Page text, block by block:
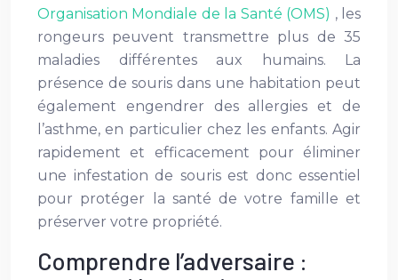
Organisation Mondiale de la Santé (OMS) , les
rongeurs peuvent transmettre plus de 35
maladies différentes aux humains. La
présence de souris dans une habitation peut
également engendrer des allergies et de
l’asthme, en particulier chez les enfants. Agir
rapidement et efficacement pour éliminer
une infestation de souris est donc essentiel
pour protéger la santé de votre famille et
préserver votre propriété.
Comprendre l’adversaire :